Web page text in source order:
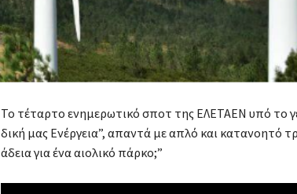
Το τέταρτο ενημερωτικό σποτ της ΕΛΕΤΑΕΝ υπό το
δική μας Ενέργεια”, απαντά με απλό και κατανοητό
άδεια για ένα αιολικό πάρκο;”